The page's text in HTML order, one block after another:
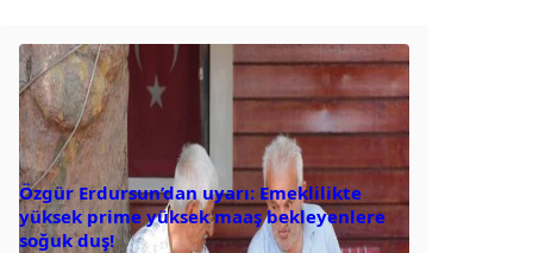
Özgür Erdursun’dan uyarı: Emeklilikte
yüksek prime yüksek maaş bekleyenlere
soğuk duş!